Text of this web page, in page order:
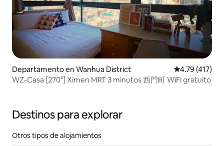
Departamento en Wanhua District Calificación
4.79 (417)
WZ-Casa [270°] Ximen MRT 3 minutos 西門町 WiFi gratuito
Destinos para explorar
Otros tipos de alojamientos